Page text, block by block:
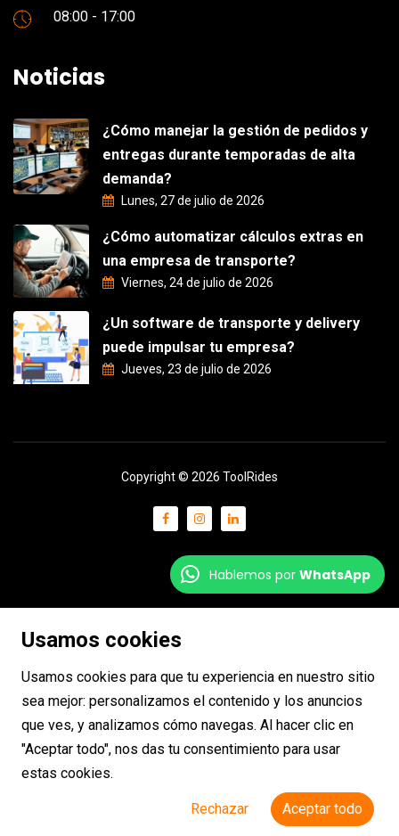
08:00 - 17:00
Noticias
¿Cómo manejar la gestión de pedidos y
entregas durante temporadas de alta
demanda?
Lunes, 27 de julio de 2026
¿Cómo automatizar cálculos extras en
una empresa de transporte?
Viernes, 24 de julio de 2026
¿Un software de transporte y delivery
puede impulsar tu empresa?
Jueves, 23 de julio de 2026
Copyright © 2026 ToolRides
Hablemos por WhatsApp
Usamos cookies
Usamos cookies para que tu experiencia en nuestro sitio
sea mejor: personalizamos el contenido y los anuncios
que ves, y analizamos cómo navegas. Al hacer clic en
"Aceptar todo", nos das tu consentimiento para usar
estas cookies.
Rechazar Aceptar todo